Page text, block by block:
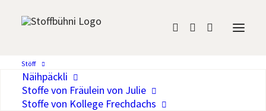
Stöff
Näihpäckli
Stoffe von Fräulein von Julie
Stoffe von Kollege Frechdachs
CHF24.00/Meter